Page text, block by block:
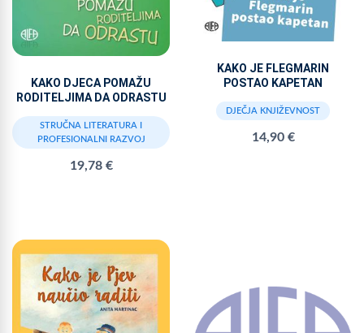
KAKO DJECA POMAŽU
RODITELJIMA DA ODRASTU
STRUČNA LITERATURA I
PROFESIONALNI RAZVOJ
19,78 €
KAKO JE FLEGMARIN
POSTAO KAPETAN
DJEČJA KNJIŽEVNOST
14,90 €